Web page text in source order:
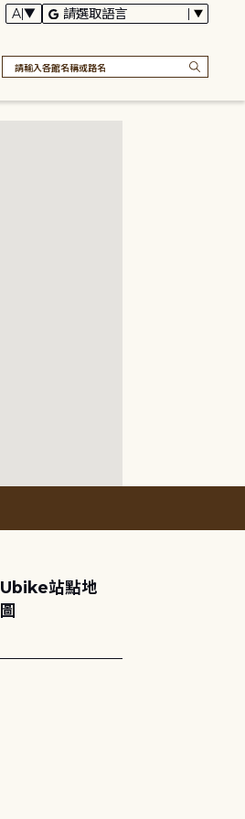
Ubike站點地
圖